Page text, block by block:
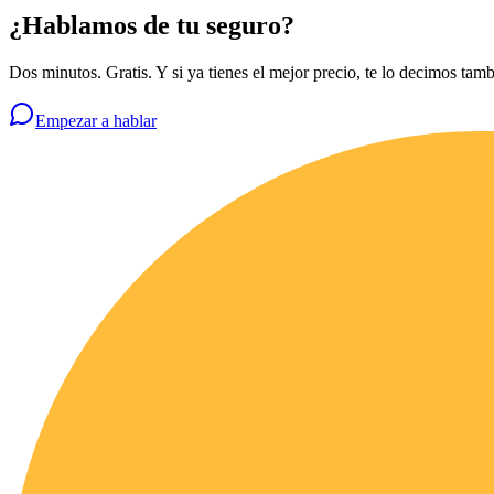
¿Hablamos de tu seguro?
Dos minutos. Gratis. Y si ya tienes el mejor precio, te lo decimos
Empezar a hablar